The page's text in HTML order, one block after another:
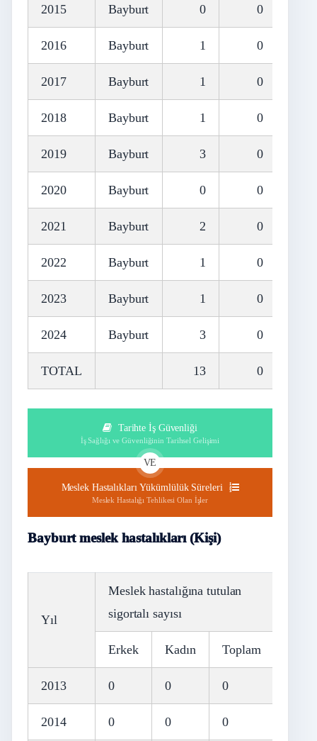
2015 Bayburt 0 0
2016 Bayburt 1 0
2017 Bayburt 1 0
2018 Bayburt 1 0
2019 Bayburt 3 0
2020 Bayburt 0 0
2021 Bayburt 2 0
2022 Bayburt 1 0
2023 Bayburt 1 0
2024 Bayburt 3 0
TOTAL 13 0
Tarihte İş Güvenliği
İş Sağlığı ve Güvenliğinin Tarihsel Gelişimi
VE
Meslek Hastalıkları Yükümlülük Süreleri
Meslek Hastalığı Tehlikesi Olan İşler
Bayburt meslek hastalıkları (Kişi)
Yıl
Meslek hastalığına tutulan
sigortalı sayısı
Erkek Kadın Toplam
2013 0 0 0
2014 0 0 0